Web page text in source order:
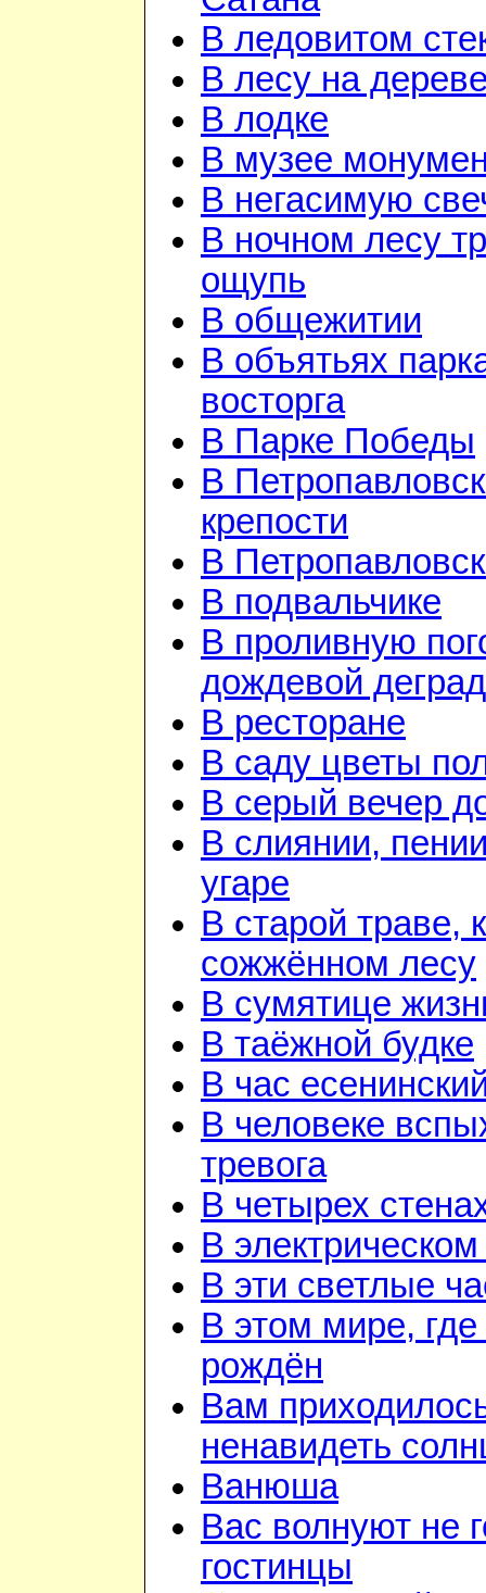
В ледовитом
В лесу на
В лодке
В музее
В негасимую
В ночном лесу
ощупь
В общежитии
В объятьях
восторга
В Парке Победы
В
крепости
В
В подвальчике
В проливную
дождевой
В ресторане
В саду цветы
В серый вечер
В слиянии,
угаре
В старой траве,
сожжённом лесу
В сумятице
В таёжной будке
В час
В человеке
тревога
В четырех
В
В эти светлые
В этом мире,
рождён
Вам
ненавидеть
Ванюша
Вас волнуют не
гостинцы